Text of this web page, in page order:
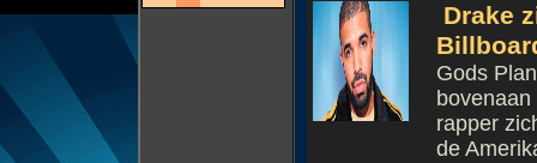
Drake
Gods
rapper
de